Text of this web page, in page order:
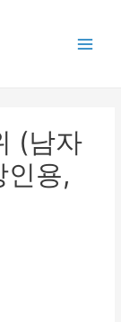
(남자
인용,